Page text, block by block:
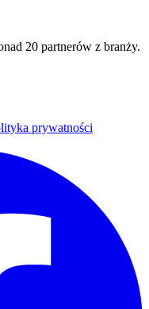
20 partnerów z branży.
prywatności